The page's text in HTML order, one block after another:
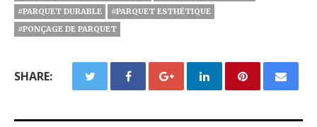
#PARQUET DURABLE
#PARQUET ESTHÉTIQUE
#PONÇAGE DE PARQUET
SHARE: